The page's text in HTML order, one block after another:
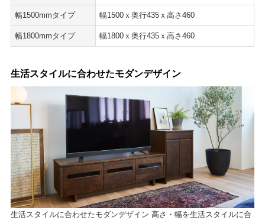
幅1500mmタイプ 幅1500ｘ奥行435ｘ高さ460
幅1800mmタイプ 幅1800ｘ奥行435ｘ高さ460
生活スタイルに合わせたモダンデザイン
生活スタイルに合わせたモダンデザイン 高さ・幅を生活スタイルに合